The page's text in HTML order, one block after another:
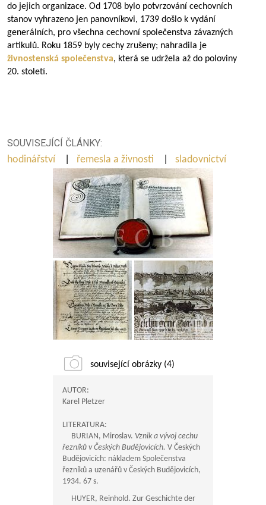
do jejich organizace. Od 1708 bylo potvrzování cechovních
stanov vyhrazeno jen panovníkovi, 1739 došlo k vydání
generálních, pro všechna cechovní společenstva závazných
artikulů. Roku 1859 byly cechy zrušeny; nahradila je
živnostenská společenstva, která se udržela až do poloviny
20. století.
SOUVISEJÍCÍ ČLÁNKY:
hodinářství
řemesla a živnosti sladovnictví
související obrázky (4)
AUTOR:
Karel Pletzer
LITERATURA:
BURIAN, Miroslav. Vznik a vývoj cechu
řezníků v Českých Budějovicích. V Českých
Budějovicích: nákladem Společenstva
řezníků a uzenářů v Českých Budějovicích,
1934. 67 s.
HUYER, Reinhold. Zur Geschichte der